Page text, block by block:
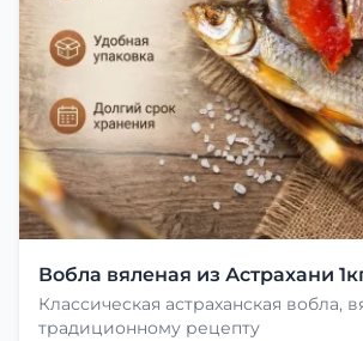
Вобла вяленая из Астрахани
Классическая астраханская вобла,
традиционному рецепту